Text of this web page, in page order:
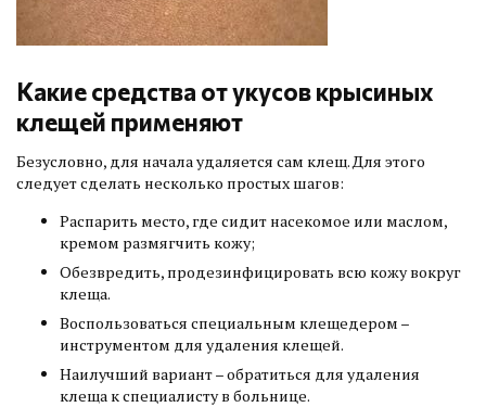
Какие средства от укусов крысиных
клещей применяют
Безусловно, для начала удаляется сам клещ. Для этого
следует сделать несколько простых шагов:
Распарить место, где сидит насекомое или маслом,
кремом размягчить кожу;
Обезвредить, продезинфицировать всю кожу вокруг
клеща.
Воспользоваться специальным клещедером –
инструментом для удаления клещей.
Наилучший вариант – обратиться для удаления
клеща к специалисту в больнице.